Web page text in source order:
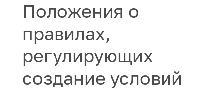
Положения о
правилах,
регулирующих
создание условий